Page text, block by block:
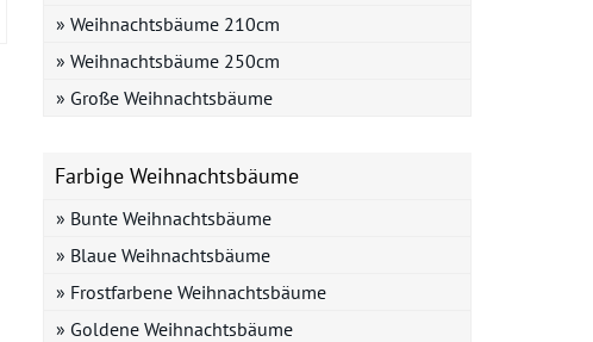
» Weihnachtsbäume 210cm
» Weihnachtsbäume 250cm
» Große Weihnachtsbäume
Farbige Weihnachtsbäume
» Bunte Weihnachtsbäume
» Blaue Weihnachtsbäume
» Frostfarbene Weihnachtsbäume
» Goldene Weihnachtsbäume